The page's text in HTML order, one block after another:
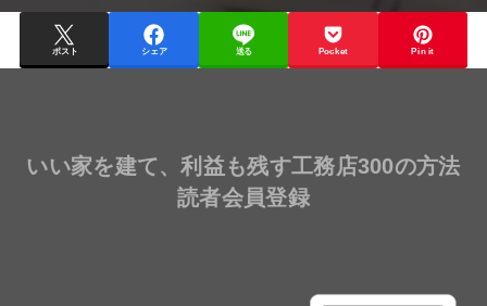
ポスト シェア 送る Pocket Pin it
いい家を建て、利益も残す工務店300の方法
読者会員登録